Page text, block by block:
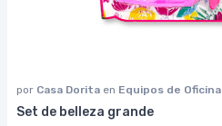
por Casa Dorita en Equipos de Oficina
Set de belleza grande